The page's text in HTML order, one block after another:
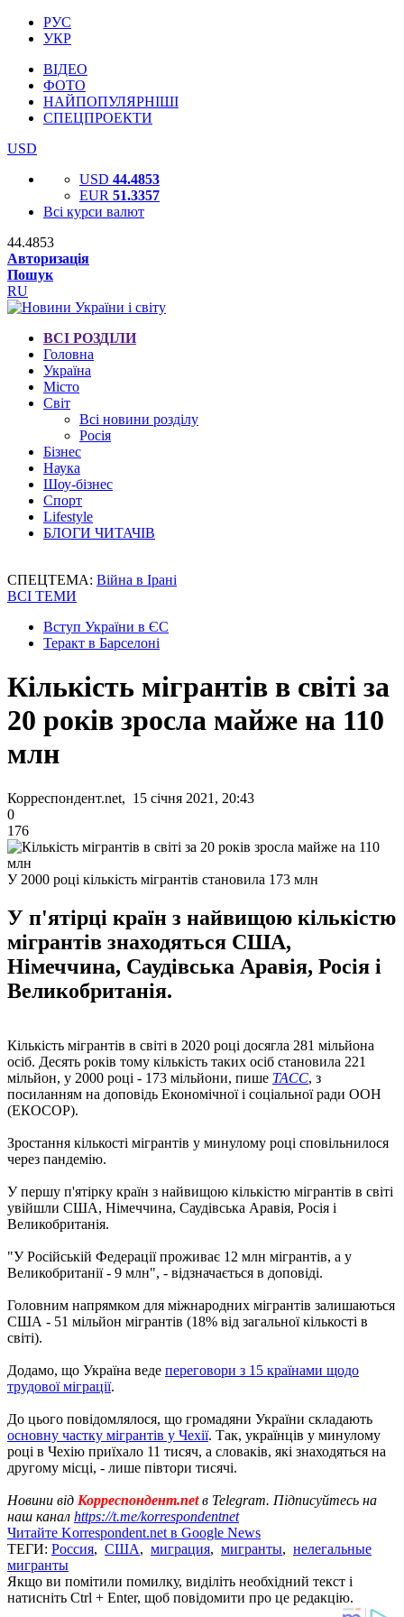
РУС
УКР
ВІДЕО
ФОТО
НАЙПОПУЛЯРНІШІ
СПЕЦПРОЕКТИ
USD
USD 44.4853
EUR 51.3357
Всі курси валют
44.4853
Авторизація
Пошук
RU
ВСІ РОЗДІЛИ
Головна
Україна
Місто
Світ
Всі новини розділу
Росія
Бізнес
Наука
Шоу-бізнес
Спорт
Lifestyle
БЛОГИ ЧИТАЧІВ
СПЕЦТЕМА: Війна в Ірані
ВСІ ТЕМИ
Вступ України в ЄС
Теракт в Барселоні
Кількість мігрантів в світі за
20 років зросла майже на 110
млн
Корреспондент.net, 15 січня 2021, 20:43
0
176
У 2000 році кількість мігрантів становила 173 млн
У п'ятірці країн з найвищою кількістю
мігрантів знаходяться США,
Німеччина, Саудівська Аравія, Росія і
Великобританія.
Кількість мігрантів в світі в 2020 році досягла 281 мільйона
осіб. Десять років тому кількість таких осіб становила 221
мільйон, у 2000 році - 173 мільйони, пише ТАСС, з
посиланням на доповідь Економічної і соціальної ради ООН
(ЕКОСОР).
Зростання кількості мігрантів у минулому році сповільнилося
через пандемію.
У першу п'ятірку країн з найвищою кількістю мігрантів в світі
увійшли США, Німеччина, Саудівська Аравія, Росія і
Великобританія.
"У Російській Федерації проживає 12 млн мігрантів, а у
Великобританії - 9 млн", - відзначається в доповіді.
Головним напрямком для міжнародних мігрантів залишаються
США - 51 мільйон мігрантів (18% від загальної кількості в
світі).
Додамо, що Україна веде переговори з 15 країнами щодо
трудової міграції.
До цього повідомлялося, що громадяни України складають
основну частку мігрантів у Чехії. Так, українців у минулому
році в Чехію приїхало 11 тисяч, а словаків, які знаходяться на
другому місці, - лише півтори тисячі.
Новини від Корреспондент.netв Telegram. Підписуйтесь на
наш канал https://t.me/korrespondentnet
Читайте Korrespondent.net в Google News
ТЕГИ: Россия, США, миграция, мигранты, нелегальные
мигранты
Якщо ви помітили помилку, виділіть необхідний текст і
натисніть Ctrl + Enter, щоб повідомити про це редакцію.